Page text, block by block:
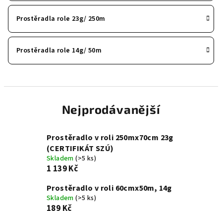
Prostěradla role 23g/ 250m
Prostěradla role 14g/ 50m
Nejprodávanější
Prostěradlo v roli 250mx70cm 23g
(CERTIFIKÁT SZÚ)
Skladem(>5 ks)
1 139 Kč
Prostěradlo v roli 60cmx50m, 14g
Skladem(>5 ks)
189 Kč